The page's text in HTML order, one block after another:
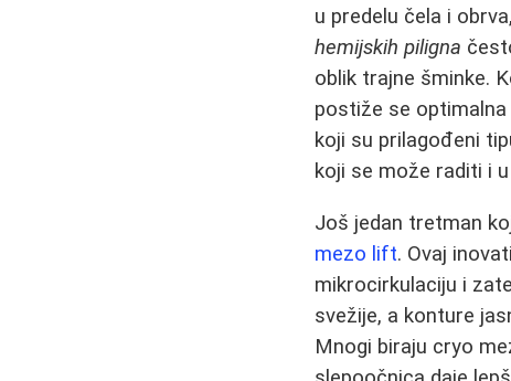
u predelu čela i
hemijskih piligna
oblik trajne šminke.
postiže se
koji su prilagođeni
koji se može raditi i
Još jedan tretman
mezo lift. Ovaj
mikrocirkulaciju i
svežije, a konture
Mnogi biraju cryo